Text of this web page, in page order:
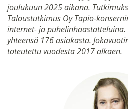
joulukuun 2025 aikana.
Taloustutkimus Oy Tapio-
internet- ja puhelinhaastatteluina.
yhteensä 176 asiakasta.
toteutettu vuodesta 2017 alkaen.